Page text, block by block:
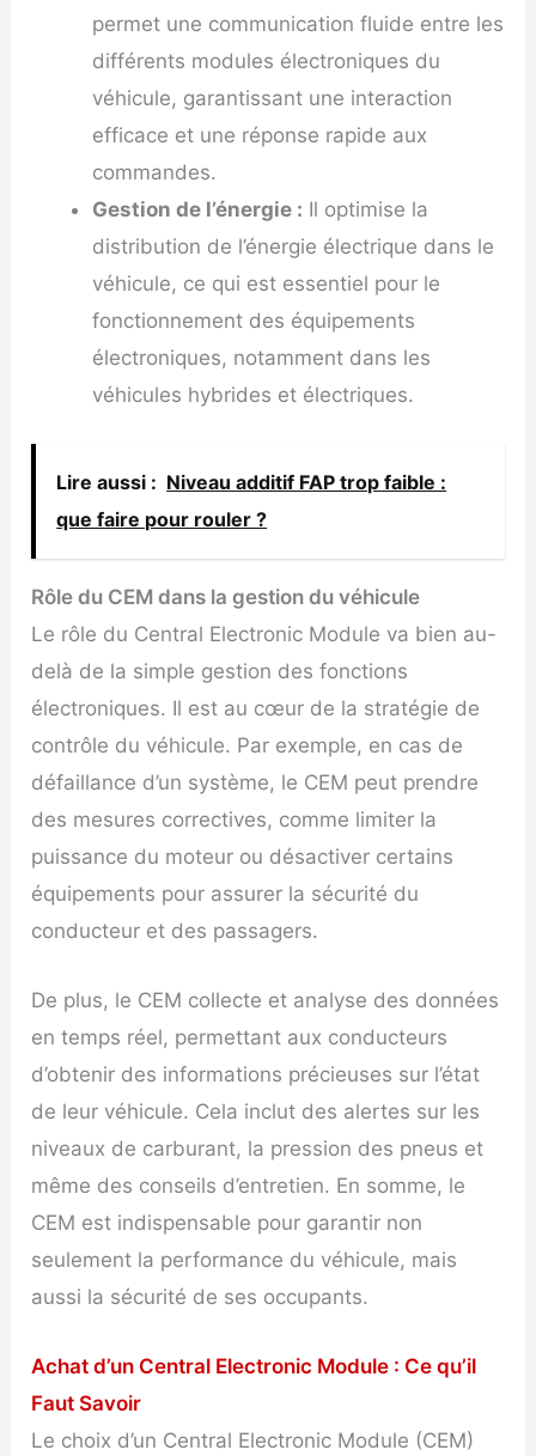
permet une communication fluide entre les
différents modules électroniques du
véhicule, garantissant une interaction
efficace et une réponse rapide aux
commandes.
Gestion de l’énergie : Il optimise la
distribution de l’énergie électrique dans le
véhicule, ce qui est essentiel pour le
fonctionnement des équipements
électroniques, notamment dans les
véhicules hybrides et électriques.
Lire aussi : Niveau additif FAP trop faible :
que faire pour rouler ?
Rôle du CEM dans la gestion du véhicule
Le rôle du Central Electronic Module va bien au-
delà de la simple gestion des fonctions
électroniques. Il est au cœur de la stratégie de
contrôle du véhicule. Par exemple, en cas de
défaillance d’un système, le CEM peut prendre
des mesures correctives, comme limiter la
puissance du moteur ou désactiver certains
équipements pour assurer la sécurité du
conducteur et des passagers.
De plus, le CEM collecte et analyse des données
en temps réel, permettant aux conducteurs
d’obtenir des informations précieuses sur l’état
de leur véhicule. Cela inclut des alertes sur les
niveaux de carburant, la pression des pneus et
même des conseils d’entretien. En somme, le
CEM est indispensable pour garantir non
seulement la performance du véhicule, mais
aussi la sécurité de ses occupants.
Achat d’un Central Electronic Module : Ce qu’il
Faut Savoir
Le choix d’un Central Electronic Module (CEM)